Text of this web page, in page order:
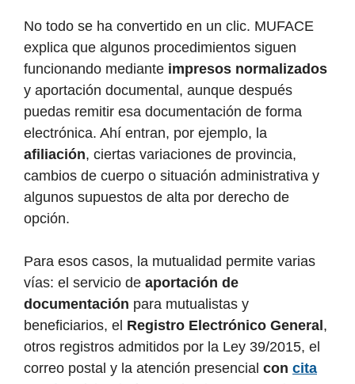
No todo se ha convertido en un clic. MUFACE
explica que algunos procedimientos siguen
funcionando mediante impresos normalizados
y aportación documental, aunque después
puedas remitir esa documentación de forma
electrónica. Ahí entran, por ejemplo, la
afiliación, ciertas variaciones de provincia,
cambios de cuerpo o situación administrativa y
algunos supuestos de alta por derecho de
opción.
Para esos casos, la mutualidad permite varias
vías: el servicio de aportación de
documentación para mutualistas y
beneficiarios, el Registro Electrónico General ,
otros registros admitidos por la Ley 39/2015, el
correo postal y la atención presencial con cita